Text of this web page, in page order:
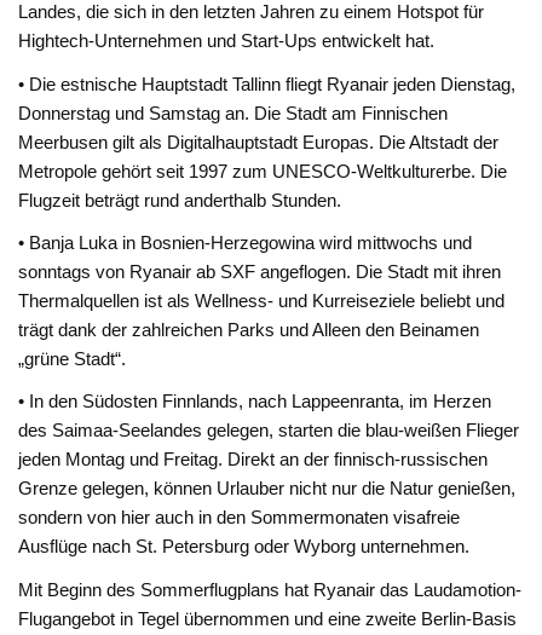
Landes, die sich in den letzten Jahren zu einem Hotspot für
Hightech-Unternehmen und Start-Ups entwickelt hat.
• Die estnische Hauptstadt Tallinn fliegt Ryanair jeden Dienstag,
Donnerstag und Samstag an. Die Stadt am Finnischen
Meerbusen gilt als Digitalhauptstadt Europas. Die Altstadt der
Metropole gehört seit 1997 zum UNESCO-Weltkulturerbe. Die
Flugzeit beträgt rund anderthalb Stunden.
• Banja Luka in Bosnien-Herzegowina wird mittwochs und
sonntags von Ryanair ab SXF angeflogen. Die Stadt mit ihren
Thermalquellen ist als Wellness- und Kurreiseziele beliebt und
trägt dank der zahlreichen Parks und Alleen den Beinamen
„grüne Stadt“.
• In den Südosten Finnlands, nach Lappeenranta, im Herzen
des Saimaa-Seelandes gelegen, starten die blau-weißen Flieger
jeden Montag und Freitag. Direkt an der finnisch-russischen
Grenze gelegen, können Urlauber nicht nur die Natur genießen,
sondern von hier auch in den Sommermonaten visafreie
Ausflüge nach St. Petersburg oder Wyborg unternehmen.
Mit Beginn des Sommerflugplans hat Ryanair das Laudamotion-
Flugangebot in Tegel übernommen und eine zweite Berlin-Basis